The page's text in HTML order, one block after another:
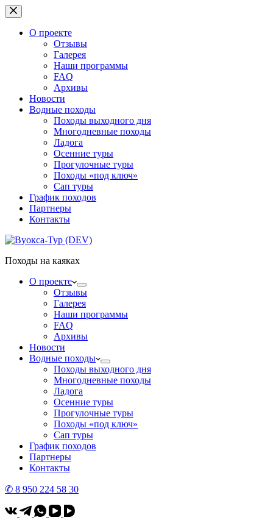
Перейти
к
сути
О проекте
Отзывы
Галерея
Наши программы
FAQ
Архивы
Новости
Водные походы
Походы выходного дня
Многодневные походы
Ладога
Осенние туры
Прогулочные туры
Походы «под ключ»
Сап туры
График походов
Партнеры
Контакты
Походы на каяках
О проекте
Отзывы
Галерея
Наши программы
FAQ
Архивы
Новости
Водные походы
Походы выходного дня
Многодневные походы
Ладога
Осенние туры
Прогулочные туры
Походы «под ключ»
Сап туры
График походов
Партнеры
Контакты
✆ 8 950 224 58 30